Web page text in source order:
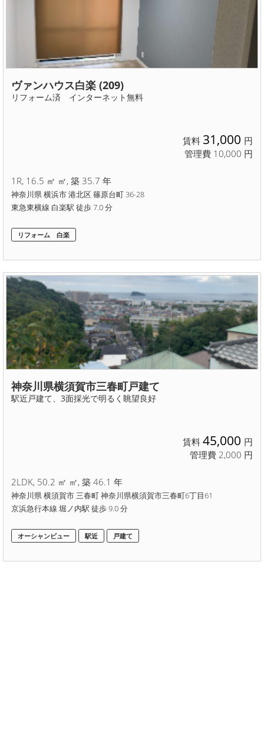
ヴァンハウス白楽 (209)
リフォーム済 インターネット無料
賃料 31,000 円
管理費 10,000 円
1R, 16.5 ㎡ ㎡, 築 35.7 年
神奈川県 横浜市 港北区 篠原台町 36-28
東急東横線 白楽駅 徒歩 7.0 分
リフォーム 白楽
神奈川県横須賀市三春町戸建て
駅近戸建て、3面採光で明るく眺望良好
賃料 45,000 円
管理費 2,000 円
2LDK, 50.2 ㎡ ㎡, 築 46.1 年
神奈川県 横須賀市 三春町 神奈川県横須賀市三春町6丁目61
京浜急行本線 堀ノ内駅 徒歩 9.0 分
オーシャンビュー 駅近 戸建て